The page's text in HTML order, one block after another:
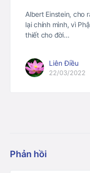
Albert Einstein, cho
lại chính mình, vì
thiết cho đời…
Liên Điều
22/03/2022
Phản hồi